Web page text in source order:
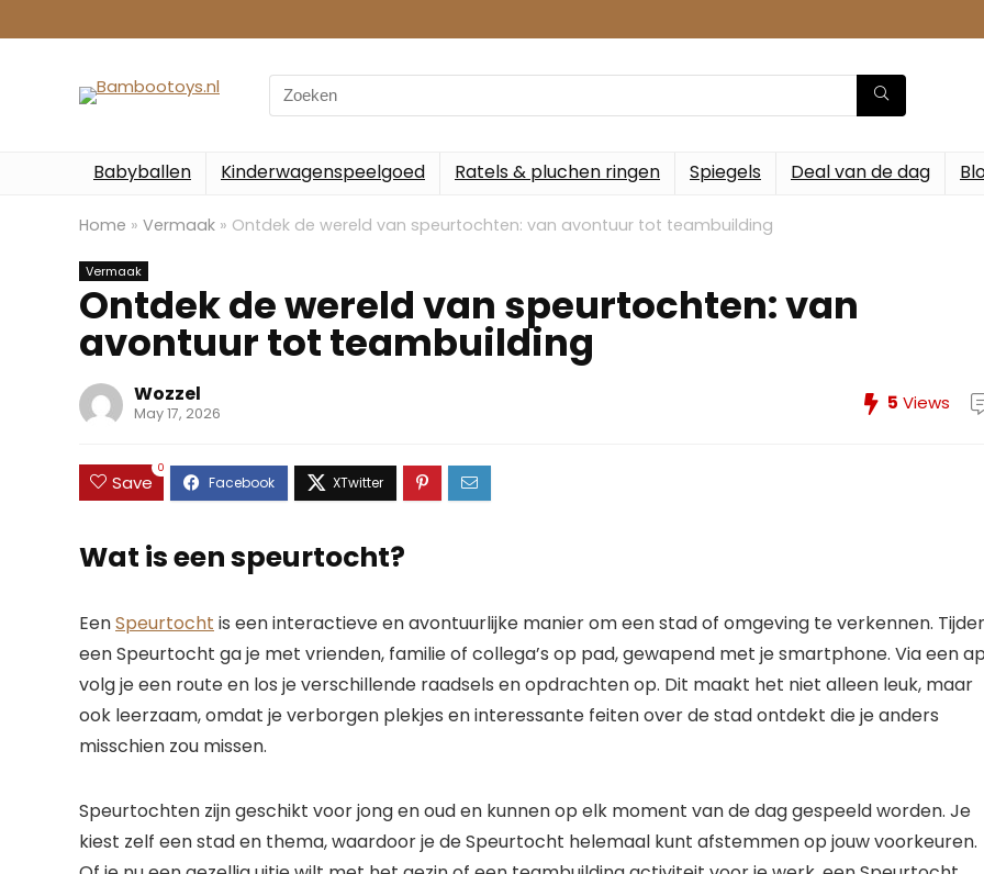
Search
for:
Babyballen Kinderwagenspeelgoed Ratels & pluchen ringen Spiegels Deal van de dag
Home » Vermaak » Ontdek de wereld van speurtochten: van avontuur tot teambuilding
Vermaak
Ontdek de wereld van speurtochten: van
avontuur tot teambuilding
Wozzel
May 17, 2026 5 Views
Save
0
Wat is een speurtocht?
EenSpeurtocht is een interactieve en avontuurlijke manier om een stad of omgeving te verkennen.
een Speurtocht ga je met vrienden, familie of collega’s op pad, gewapend met je smartphone. Via een
volg je een route en los je verschillende raadsels en opdrachten op. Dit maakt het niet alleen leuk, maar
ook leerzaam, omdat je verborgen plekjes en interessante feiten over de stad ontdekt die je anders
misschien zou missen.
Speurtochten zijn geschikt voor jong en oud en kunnen op elk moment van de dag gespeeld worden. Je
kiest zelf een stad en thema, waardoor je de Speurtocht helemaal kunt afstemmen op jouw voorkeuren.